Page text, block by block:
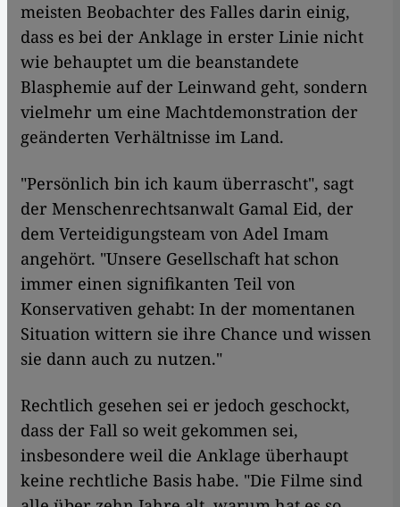
meisten Beobachter des Falles darin einig,
dass es bei der Anklage in erster Linie nicht
wie behauptet um die beanstandete
Blasphemie auf der Leinwand geht, sondern
vielmehr um eine Machtdemonstration der
geänderten Verhältnisse im Land.
"Persönlich bin ich kaum überrascht", sagt
der Menschenrechtsanwalt Gamal Eid, der
dem Verteidigungsteam von Adel Imam
angehört. "Unsere Gesellschaft hat schon
immer einen signifikanten Teil von
Konservativen gehabt: In der momentanen
Situation wittern sie ihre Chance und wissen
sie dann auch zu nutzen."
Rechtlich gesehen sei er jedoch geschockt,
dass der Fall so weit gekommen sei,
insbesondere weil die Anklage überhaupt
keine rechtliche Basis habe. "Die Filme sind